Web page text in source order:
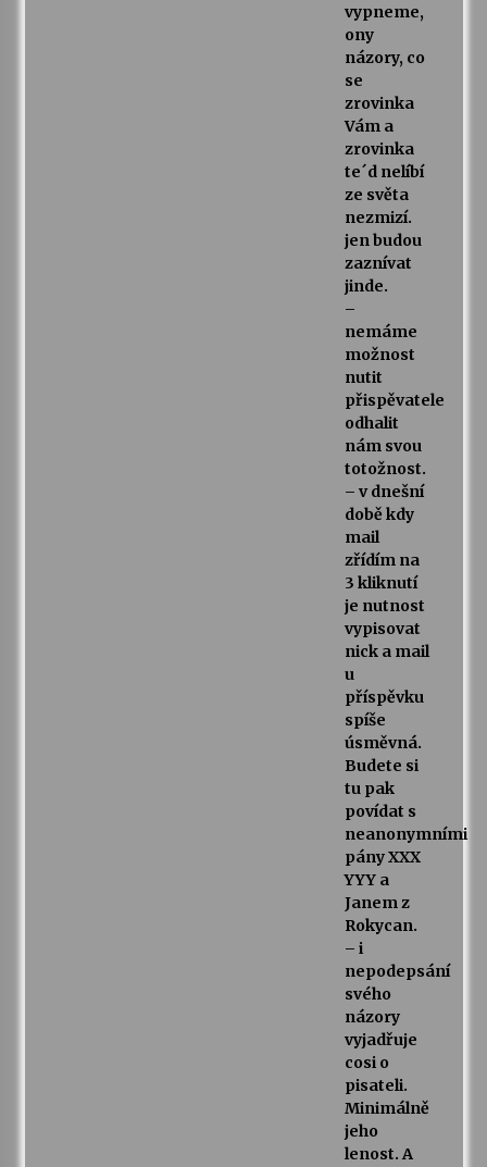
vypneme,
ony
názory, co
se
zrovinka
Vám a
zrovinka
te´d nelíbí
ze světa
nezmizí.
jen budou
zaznívat
jinde.
–
nemáme
možnost
nutit
přispěvatele
odhalit
nám svou
totožnost.
– v dnešní
době kdy
mail
zřídím na
3 kliknutí
je nutnost
vypisovat
nick a mail
u
příspěvku
spíše
úsměvná.
Budete si
tu pak
povídat s
neanonymními
pány XXX
YYY a
Janem z
Rokycan.
– i
nepodepsání
svého
názory
vyjadřuje
cosi o
pisateli.
Minimálně
jeho
lenost. A